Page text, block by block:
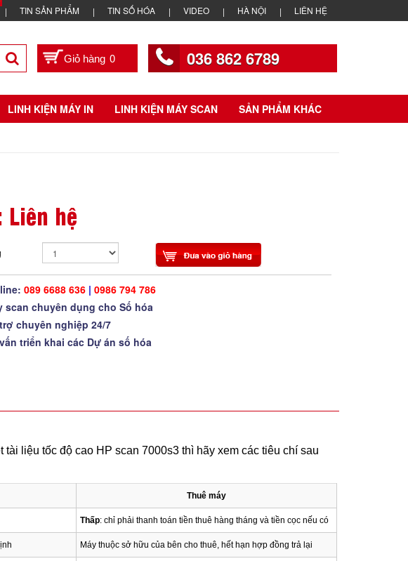
TIN SẢN PHẨM TIN SỐ HÓA VIDEO HÀ NỘI LIÊN HỆ
0 036 862 6789
LINH KIỆN MÁY IN LINH KIỆN MÁY SCAN SẢN PHẨM KHÁC
Liên hệ
089 6688 636 | 0986 794 786
scan chuyên dụng cho Số hóa
chuyên nghiệp 24/7
triển khai các Dự án số hóa
liệu tốc độ cao HP scan 7000s3 thì hãy xem các tiêu chí sau
Thuê máy
Thấp: chỉ phải thanh toán tiền thuê hàng tháng và tiền cọc nếu có
Máy thuộc sở hữu của bên cho thuê, hết hạn hợp đồng trả lại